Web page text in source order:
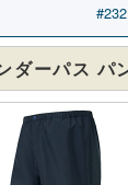
ダーパス パ